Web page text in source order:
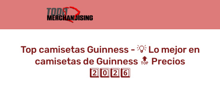
Top camisetas Guinness - 💡 Lo mejor en
camisetas de Guinness 🔝 Precios
2️⃣0️⃣2️⃣6️⃣